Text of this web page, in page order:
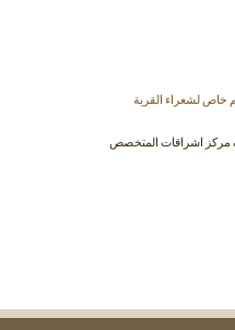
خاص لشعراء القرية
مركز اشراقات المتخصص